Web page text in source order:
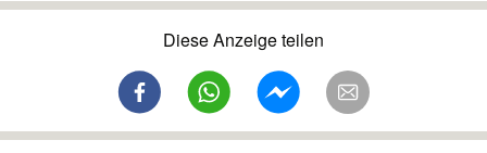
Diese Anzeige teilen